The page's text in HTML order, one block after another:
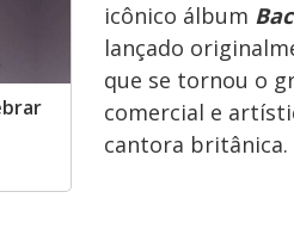
icônico álbum
lançado
que se tornou o
comercial e
cantora britânica.